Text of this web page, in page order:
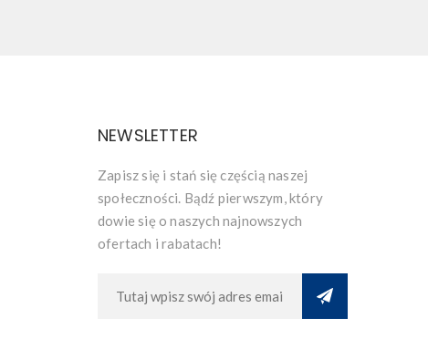
NEWSLETTER
Zapisz się i stań się częścią naszej
społeczności. Bądź pierwszym, który
dowie się o naszych najnowszych
ofertach i rabatach!